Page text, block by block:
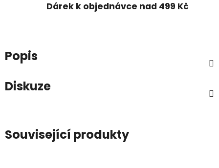
Dárek k objednávce nad 499 Kč
Popis
Diskuze
Související produkty